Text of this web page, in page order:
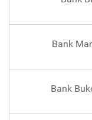
Bank
Bank